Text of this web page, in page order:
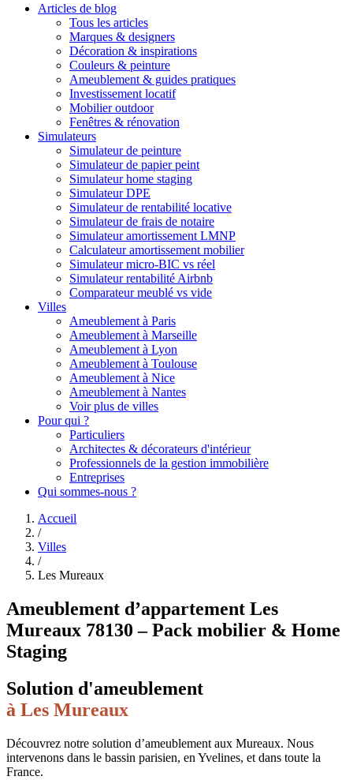
Articles de blog
Tous les articles
Marques & designers
Décoration & inspirations
Couleurs & peinture
Ameublement & guides pratiques
Investissement locatif
Mobilier outdoor
Fenêtres & rénovation
Simulateurs
Simulateur de peinture
Simulateur de papier peint
Simulateur home staging
Simulateur DPE
Simulateur de rentabilité locative
Simulateur de frais de notaire
Simulateur amortissement LMNP
Calculateur amortissement mobilier
Simulateur micro-BIC vs réel
Simulateur rentabilité Airbnb
Comparateur meublé vs vide
Villes
Ameublement à Paris
Ameublement à Marseille
Ameublement à Lyon
Ameublement à Toulouse
Ameublement à Nice
Ameublement à Nantes
Voir plus de villes
Pour qui ?
Particuliers
Architectes & décorateurs d'intérieur
Professionnels de la gestion immobilière
Entreprises
Qui sommes-nous ?
Accueil
/
Villes
/
Les Mureaux
Ameublement d’appartement Les
Mureaux 78130 – Pack mobilier & Home
Staging
Solution d'ameublement
à Les Mureaux
Découvrez notre solution d’ameublement aux Mureaux. Nous
intervenons dans le bassin parisien, en Yvelines, et dans toute la
France.